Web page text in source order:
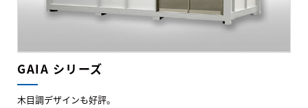
GAIA シリーズ
木目調デザインも好評。